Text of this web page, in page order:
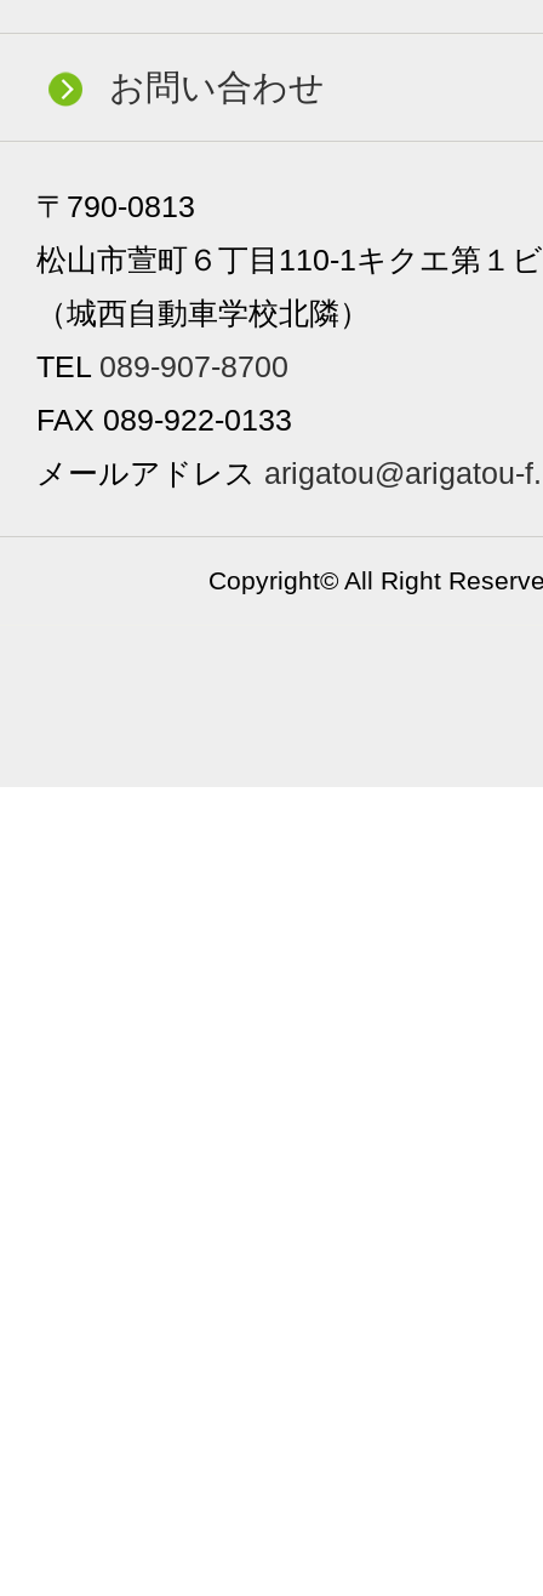
お問い合わせ
〒790-0813
松山市萱町６丁目110-1キクエ第１
（城西自動車学校北隣）
TEL 089-907-8700
FAX 089-922-0133
メールアドレス arigatou@arigatou-
Copyright© All Right